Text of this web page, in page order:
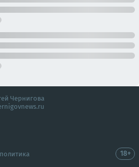
Чернигова
18+